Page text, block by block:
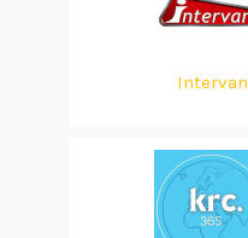
Intervan